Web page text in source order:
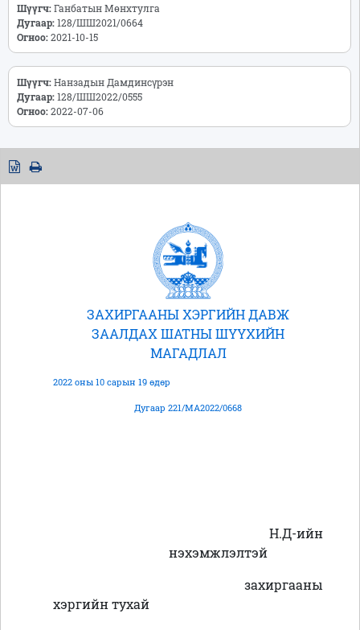
Шүүгч:Ганбатын Мөнхтулга
Дугаар:128/ШШ2021/0664
Огноо:2021-10-15
Шүүгч:Нанзадын Дамдинсүрэн
Дугаар:128/ШШ2022/0555
Огноо:2022-07-06
ЗАХИРГААНЫ ХЭРГИЙН ДАВЖ
ЗААЛДАХ ШАТНЫ ШҮҮХИЙН
МАГАДЛАЛ
2022 оны 10 сарын 19 өдөр
Дугаар 221/МА2022/0668
Н.Д-ийн
нэхэмжлэлтэй
захиргааны
хэргийн тухай